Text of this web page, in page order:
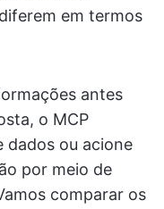
em termos
antes
o MCP
dados ou acione
por meio de
comparar os